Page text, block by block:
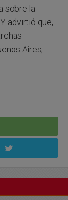
sobre la
advirtió que,
Aires,